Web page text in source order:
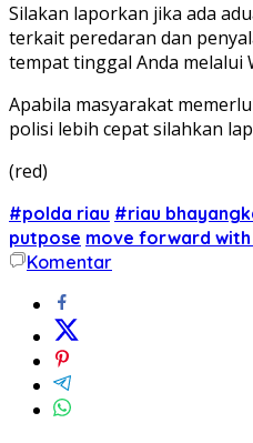
Silakan laporkan jika ada
terkait peredaran dan
tempat tinggal Anda melalui
Apabila masyarakat
polisi lebih cepat silahkan
(red)
#polda riau #riau
putpose move forward with
Komentar